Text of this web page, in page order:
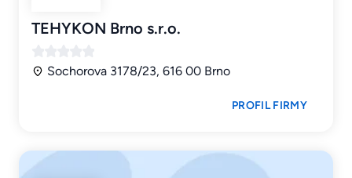
TEHYKON Brno s.r.o.
Sochorova 3178/23, 616 00 Brno
PROFIL FIRMY